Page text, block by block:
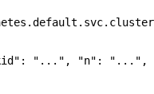
: "..." , "n" : "..." ,